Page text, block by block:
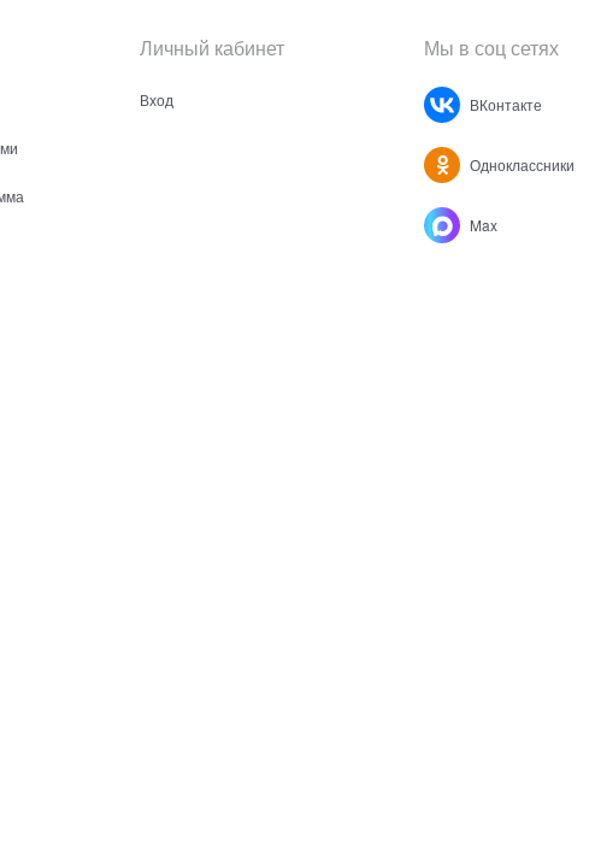
Личный кабинет
Вход
Мы в соц сетях
ВКонтакте
Одноклассники
Max